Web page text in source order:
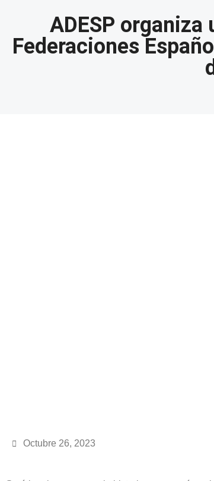
ADESP
Federaciones
Octubre 26, 2023